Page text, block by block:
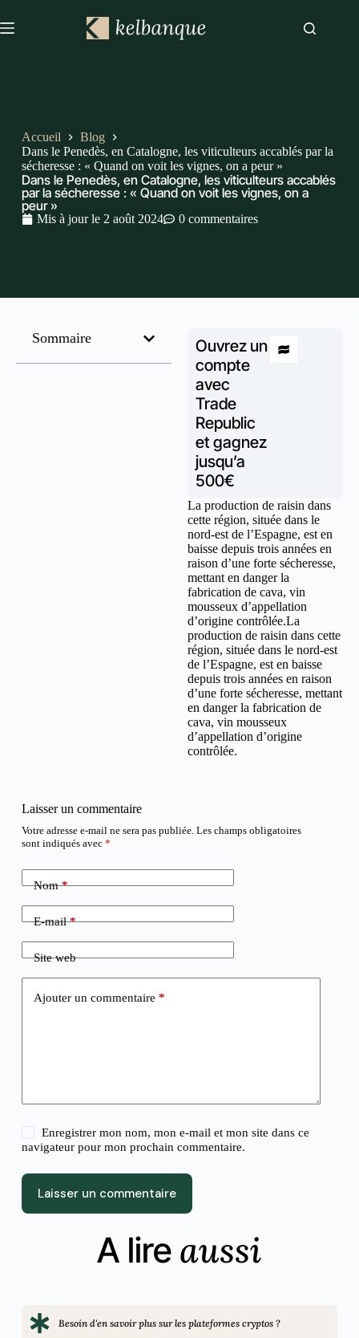
Accueil
Blog
Dans le Penedès, en Catalogne, les viticulteurs accablés par la
sécheresse : « Quand on voit les vignes, on a peur »
Dans le Penedès, en Catalogne, les viticulteurs accablés
par la sécheresse : « Quand on voit les vignes, on a
peur »
Mis à jour le 2 août 2024 0 commentaires
Sommaire
Ouvrez un
compte
avec
Trade
Republic
et gagnez
jusqu’a
500€
La production de raisin dans
cette région, située dans le
nord-est de l’Espagne, est en
baisse depuis trois années en
raison d’une forte sécheresse,
mettant en danger la
fabrication de cava, vin
mousseux d’appellation
d’origine contrôlée.La
production de raisin dans cette
région, située dans le nord-est
de l’Espagne, est en baisse
depuis trois années en raison
d’une forte sécheresse, mettant
en danger la fabrication de
cava, vin mousseux
d’appellation d’origine
contrôlée.
Laisser un commentaire
Votre adresse e-mail ne sera pas publiée. Les champs obligatoires
sont indiqués avec *
Nom*
E-mail*
Site web
Ajouter un commentaire *
Enregistrer mon nom, mon e-mail et mon site dans ce
navigateur pour mon prochain commentaire.
Laisser un commentaire
A lire aussi
Besoin d'en savoir plus sur les plateformes cryptos ?